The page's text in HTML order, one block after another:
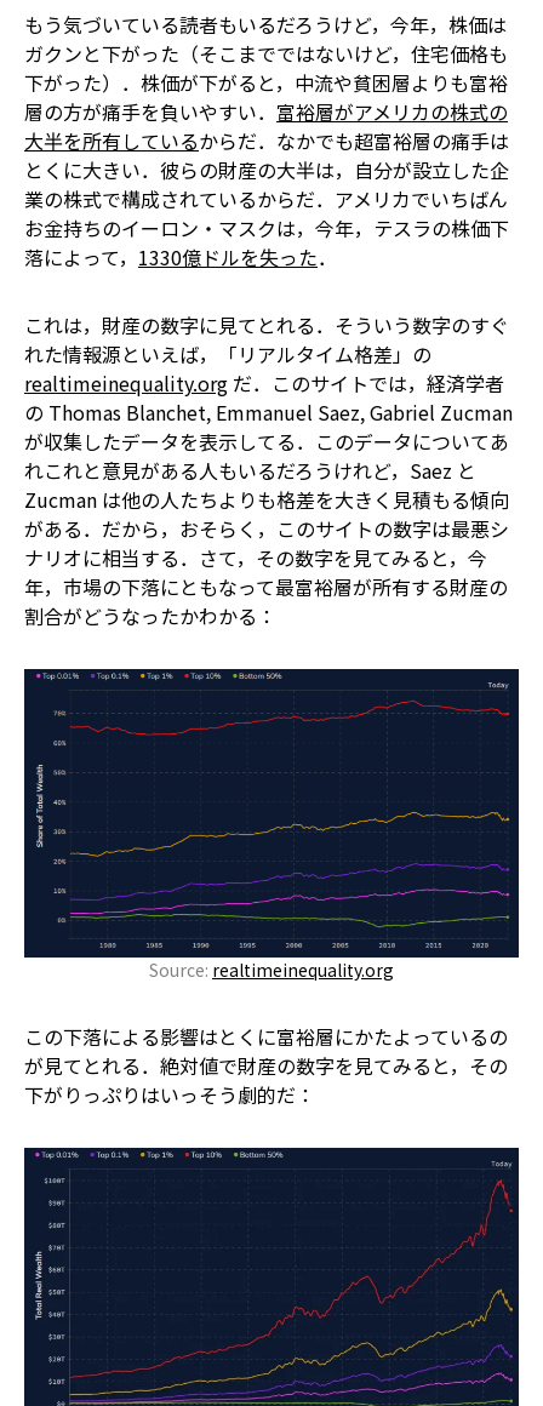
もう気づいている読者もいるだろうけど，今年，株価は
ガクンと下がった（そこまでではないけど，住宅価格も
下がった）．株価が下がると，中流や貧困層よりも富裕
層の方が痛手を負いやすい． 富裕層がアメリカの株式の
大半を所有しているからだ．なかでも超富裕層の痛手は
とくに大きい．彼らの財産の大半は，自分が設立した企
業の株式で構成されているからだ．アメリカでいちばん
お金持ちのイーロン・マスクは，今年，テスラの株価下
落によって， 1330億ドルを失った．
これは，財産の数字に見てとれる．そういう数字のすぐ
れた情報源といえば，「リアルタイム格差」の
realtimeinequality.org だ．このサイトでは，経済学者
の Thomas Blanchet, Emmanuel Saez, Gabriel Zucman
が収集したデータを表示してる．このデータについてあ
れこれと意見がある人もいるだろうけれど，Saez と
Zucman は他の人たちよりも格差を大きく見積もる傾向
がある．だから，おそらく，このサイトの数字は最悪シ
ナリオに相当する．さて，その数字を見てみると，今
年，市場の下落にともなって最富裕層が所有する財産の
割合がどうなったかわかる：
Source: realtimeinequality.org
この下落による影響はとくに富裕層にかたよっているの
が見てとれる．絶対値で財産の数字を見てみると，その
下がりっぷりはいっそう劇的だ：